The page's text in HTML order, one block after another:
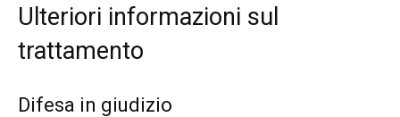
Ulteriori informazioni sul
trattamento
Difesa in giudizio